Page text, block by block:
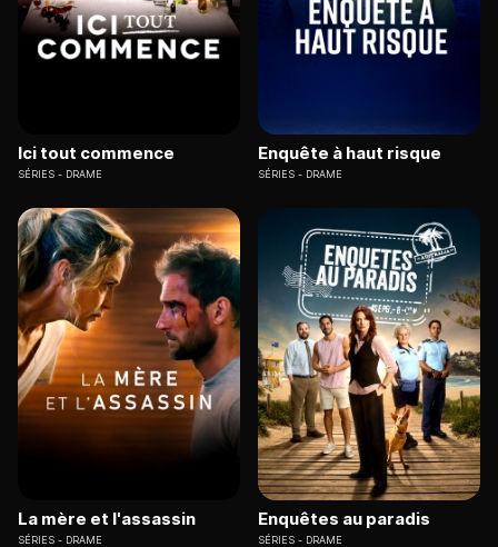
Ici tout commence
SÉRIES DRAME
Enquête à haut risque
SÉRIES DRAME
La mère et l'assassin
SÉRIES DRAME
Enquêtes au paradis
SÉRIES DRAME